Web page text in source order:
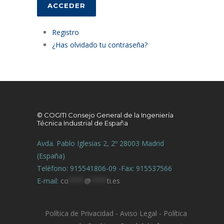
ACCEDER
Registro
¿Has olvidado tu contraseña?
© COGITI Consejo General de la Ingeniería
Técnica Industrial de España
Avda. Pablo Iglesias 2, 2º 28003 Madrid
(España)
Teléfono: 915541806-09 -Fax: 915537566
E-mail: co @ ti.es
Política de Privacidad - Aviso Legal - Política